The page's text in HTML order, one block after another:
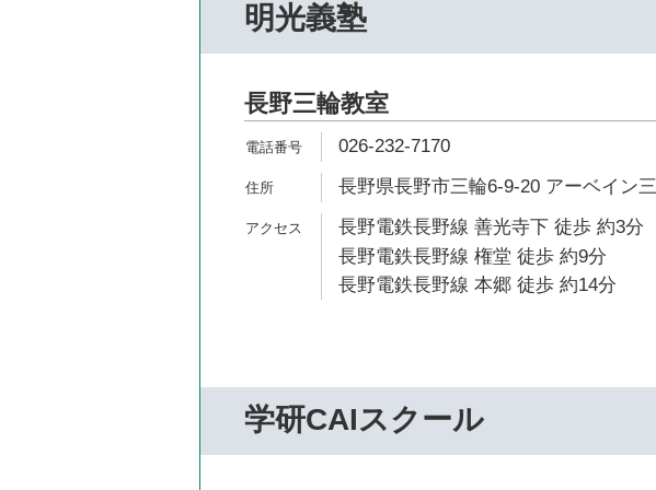
明光義塾
長野三輪教室
026-232-7170
長野県長野市三輪6-9-20 アーベイン
長野電鉄長野線 善光寺下 徒歩 約3分
長野電鉄長野線 権堂 徒歩 約9分
長野電鉄長野線 本郷 徒歩 約14分
学研CAIスクール